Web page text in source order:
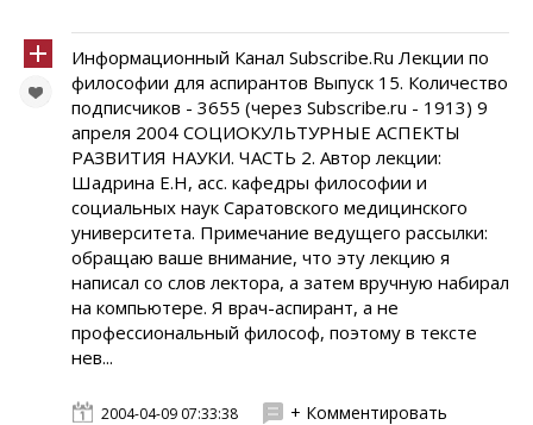
Информационный Канал Subscribe.Ru Лекции по
философии для аспирантов Выпуск 15. Количество
подписчиков - 3655 (через Subscribe.ru - 1913) 9
апреля 2004 СОЦИОКУЛЬТУРНЫЕ АСПЕКТЫ
РАЗВИТИЯ НАУКИ. ЧАСТЬ 2. Автор лекции:
Шадрина Е.Н, асс. кафедры философии и
социальных наук Саратовского медицинского
университета. Примечание ведущего рассылки:
обращаю ваше внимание, что эту лекцию я
написал со слов лектора, а затем вручную набирал
на компьютере. Я врач-аспирант, а не
профессиональный философ, поэтому в тексте
нев...
2004-04-09 07:33:38 + Комментировать